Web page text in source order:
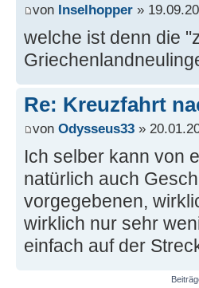
von Inselhopper »
welche ist denn die
Re: Kreuzfahrt
von Odysseus33 »
Ich selber kann von
natürlich auch
vorgegebenen,
wirklich nur sehr
einfach auf der